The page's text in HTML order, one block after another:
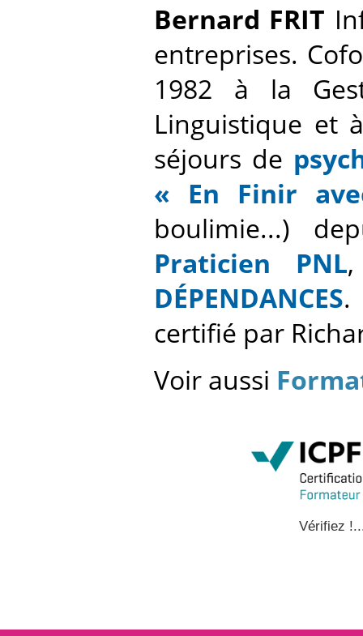
Bernard FRIT
entreprises.
1982 à la
Linguistique et
séjours de
« En Finir
boulimie...)
Praticien PNL
DÉPENDANCES.
certifié par
Voir aussi
Vérifiez